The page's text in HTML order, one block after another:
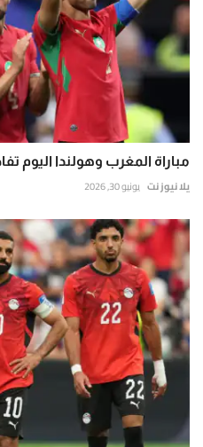
مباراة المغرب وهولندا اليوم
يلا نيوز نت يونيو 30, 2026